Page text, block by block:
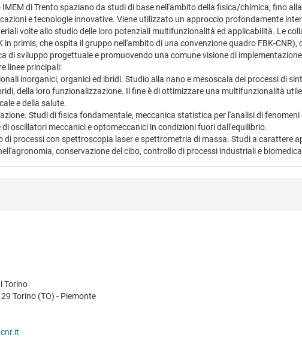
di Trento spaziano da studi di base nell'ambito della fisica/chimica, fino
e tecnologie innovative. Viene utilizzato un approccio profondamente
volte allo studio delle loro potenziali multifunzionalità ed applicabilità. Le
in primis, che ospita il gruppo nell'ambito di una convenzione quadro FBK-CNR),
di sviluppo progettuale e promuovendo una comune visione di
linee principali:
inorganici, organici ed ibridi. Studio alla nano e mesoscala dei processi di
della loro funzionalizzazione. Il fine è di ottimizzare una multifunzionalità
e della salute.
Studi di fisica fondamentale, meccanica statistica per l'analisi di
oscillatori meccanici e optomeccanici in condizioni fuori dall'equilibrio.
di processi con spettroscopia laser e spettrometria di massa. Studi a carattere
conservazione del cibo, controllo di processi industriali e
Torino
Torino (TO) - Piemonte